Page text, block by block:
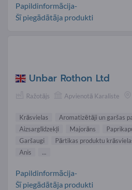
Papildinformācija-
Šī piegādātāja produkti
Unbar Rothon Ltd
Ražotājs Apvienotā Karaliste
Krāsvielas
Aromatizētāji un garšas
Aizsarglīdzekļi
Majorāns
Garšaugi
Pārtikas produktu
Anis
...
Papildinformācija-
Šī piegādātāja produkti